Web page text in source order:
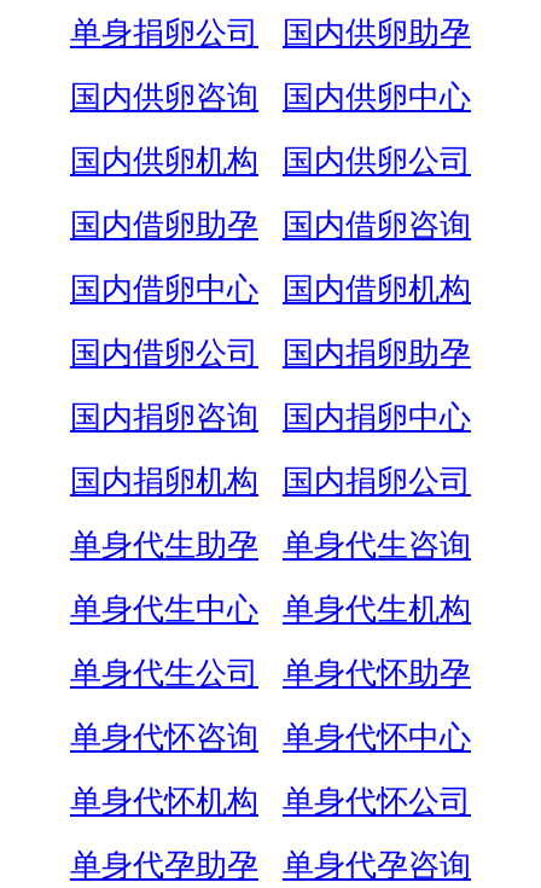
单身捐卵公司
国内供卵助孕
国内供卵咨询
国内供卵中心
国内供卵机构
国内供卵公司
国内借卵助孕
国内借卵咨询
国内借卵中心
国内借卵机构
国内借卵公司
国内捐卵助孕
国内捐卵咨询
国内捐卵中心
国内捐卵机构
国内捐卵公司
单身代生助孕
单身代生咨询
单身代生中心
单身代生机构
单身代生公司
单身代怀助孕
单身代怀咨询
单身代怀中心
单身代怀机构
单身代怀公司
单身代孕助孕
单身代孕咨询